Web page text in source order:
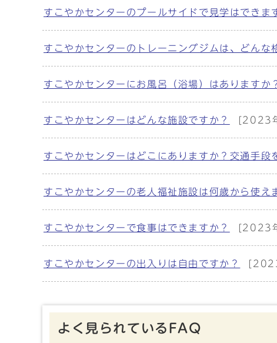
すこやかセンターのプールサイドで見学はできま
すこやかセンターのトレーニングジムは、どんな
すこやかセンターにお風呂（浴場）はありますか
すこやかセンターはどんな施設ですか？ [2023
すこやかセンターはどこにありますか？交通手段
すこやかセンターの老人福祉施設は何歳から使え
すこやかセンターで食事はできますか？ [2023
すこやかセンターの出入りは自由ですか？
よく見られているFAQ